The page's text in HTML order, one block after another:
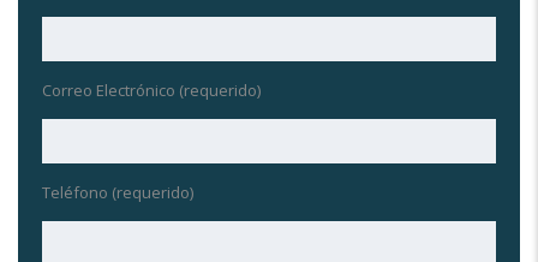
Correo Electrónico (requerido)
Teléfono (requerido)